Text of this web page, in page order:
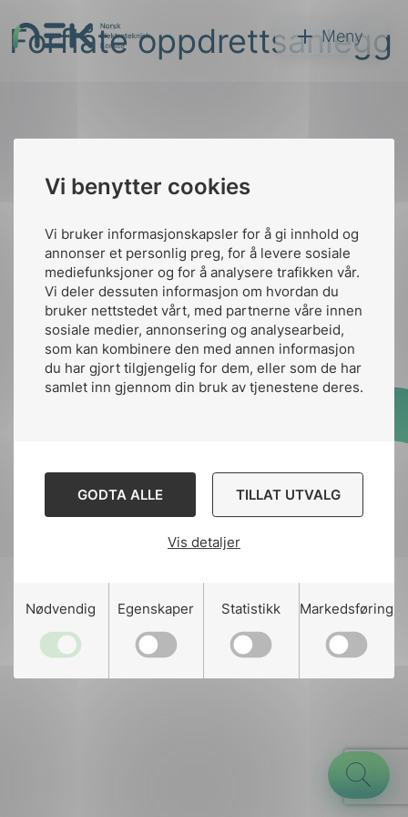
Vi benytter cookies
Vi bruker informasjonskapsler for å gi innhold og
annonser et personlig preg, for å levere sosiale
mediefunksjoner og for å analysere trafikken vår.
Vi deler dessuten informasjon om hvordan du
bruker nettstedet vårt, med partnerne våre innen
sosiale medier, annonsering og analysearbeid,
som kan kombinere den med annen informasjon
du har gjort tilgjengelig for dem, eller som de har
samlet inn gjennom din bruk av tjenestene deres.
GODTA ALLE TILLAT UTVALG
Vis detaljer
Nødvendig Egenskaper Statistikk Markedsføring
til
innhold
NEK Meny
Søk
Forflåte oppdrettsanlegg
Kontakt oss
Ansatte
nek@nek.no
Kontakt
Bruk av Cookies